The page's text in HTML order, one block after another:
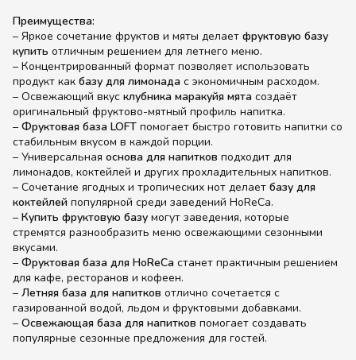
Преимущества:
– Яркое сочетание фруктов и мяты делает фруктовую базу
купить отличным решением для летнего меню.
– Концентрированный формат позволяет использовать
продукт как базу для лимонада с экономичным расходом.
– Освежающий вкус клубника маракуйя мята создаёт
оригинальный фруктово-мятный профиль напитка.
– Фруктовая база LOFT помогает быстро готовить напитки со
стабильным вкусом в каждой порции.
– Универсальная основа для напитков подходит для
лимонадов, коктейлей и других прохладительных напитков.
– Сочетание ягодных и тропических нот делает базу для
коктейлей популярной среди заведений HoReCa.
– Купить фруктовую базу могут заведения, которые
стремятся разнообразить меню освежающими сезонными
вкусами.
– Фруктовая база для HoReCa станет практичным решением
для кафе, ресторанов и кофеен.
– Летняя база для напитков отлично сочетается с
газированной водой, льдом и фруктовыми добавками.
– Освежающая база для напитков помогает создавать
популярные сезонные предложения для гостей.